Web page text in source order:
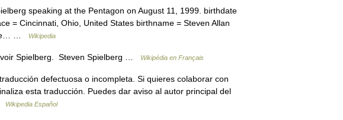
speaking at the Pentagon on August 11, 1999. birthdate
= Cincinnati, Ohio, United States birthname = Steven Allan
…
Wikipedia
Spielberg. Steven Spielberg … Wikipédia en Français
defectuosa o incompleta. Si quieres colaborar con
esta traducción. Puedes dar aviso al autor principal del
Wikipedia Español